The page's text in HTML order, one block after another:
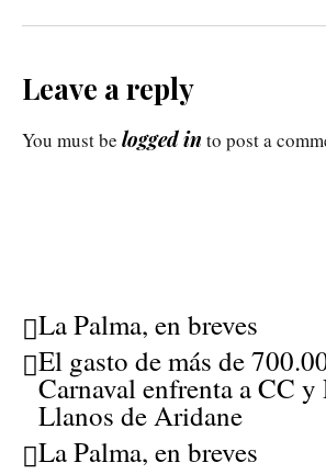
Leave a reply
You must be logged in to post a
La Palma, en breves
El gasto de más de
Carnaval enfrenta a CC y
Llanos de Aridane
La Palma, en breves